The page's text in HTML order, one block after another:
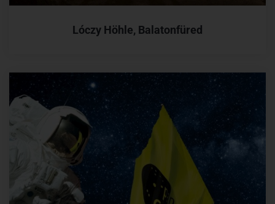
Lóczy Höhle, Balatonfüred